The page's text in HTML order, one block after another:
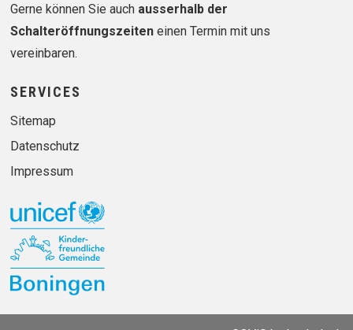
Gerne können Sie auch ausserhalb der
Schalteröffnungszeiten einen Termin mit uns
vereinbaren.
SERVICES
Sitemap
Datenschutz
Impressum